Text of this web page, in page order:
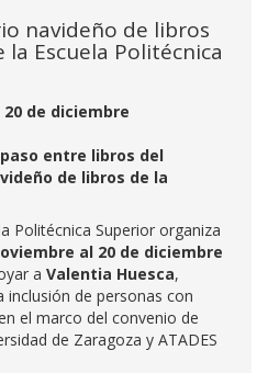
navideño de libros
Escuela Politécnica
de diciembre
entre libros del
de libros de la
Politécnica Superior organiza
al 20 de diciembre
a Valentia Huesca,
de personas con
el marco del convenio de
de Zaragoza y ATADES